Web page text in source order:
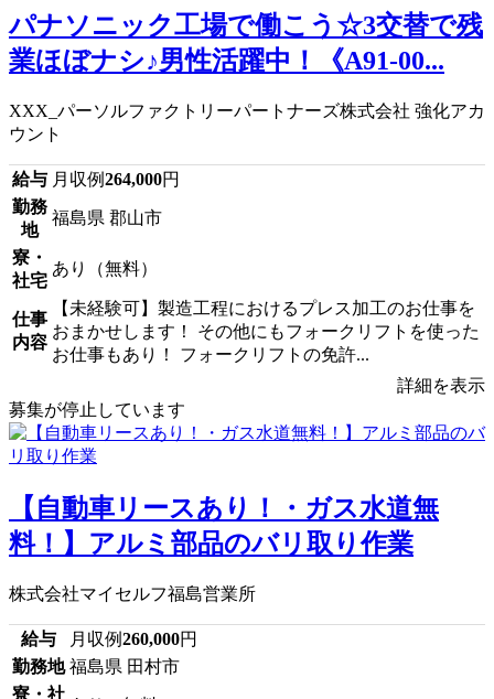
パナソニック工場で働こう☆3交替で残
業ほぼナシ♪男性活躍中！《A91-00...
XXX_パーソルファクトリーパートナーズ株式会社 強化アカ
ウント
給与 月収例264,000円
勤務
地
福島県 郡山市
寮・
社宅
あり（無料）
仕事
内容
【未経験可】製造工程におけるプレス加工のお仕事を
おまかせします！ その他にもフォークリフトを使った
お仕事もあり！ フォークリフトの免許...
詳細を表示
募集が停止しています
【自動車リースあり！・ガス水道無
料！】アルミ部品のバリ取り作業
株式会社マイセルフ福島営業所
給与 月収例260,000円
勤務地 福島県 田村市
寮・社